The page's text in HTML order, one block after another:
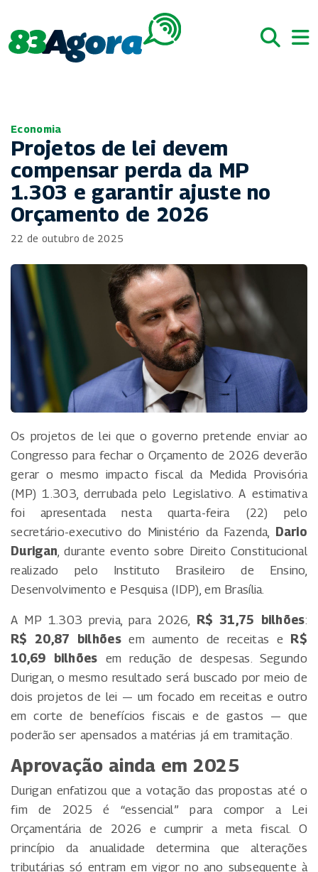
Economia
Projetos de lei devem
compensar perda da MP
1.303 e garantir ajuste no
Orçamento de 2026
22 de outubro de 2025
Os projetos de lei que o governo pretende enviar ao
Congresso para fechar o Orçamento de 2026 deverão
gerar o mesmo impacto fiscal da Medida Provisória
(MP) 1.303, derrubada pelo Legislativo. A estimativa
foi apresentada nesta quarta-feira (22) pelo
secretário-executivo do Ministério da Fazenda, Dario
Durigan, durante evento sobre Direito Constitucional
realizado pelo Instituto Brasileiro de Ensino,
Desenvolvimento e Pesquisa (IDP), em Brasília.
A MP 1.303 previa, para 2026, R$ 31,75 bilhões:
R$ 20,87 bilhões em aumento de receitas e
R$
10,69 bilhões em redução de despesas. Segundo
Durigan, o mesmo resultado será buscado por meio de
dois projetos de lei — um focado em receitas e outro
em corte de benefícios fiscais e de gastos — que
poderão ser apensados a matérias já em tramitação.
Aprovação ainda em 2025
Durigan enfatizou que a votação das propostas até o
fim de 2025 é “essencial” para compor a Lei
Orçamentária de 2026 e cumprir a meta fiscal. O
princípio da anualidade determina que alterações
tributárias só entram em vigor no ano subsequente à